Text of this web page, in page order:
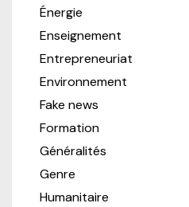
Énergie
Enseignement
Entrepreneuriat
Environnement
Fake news
Formation
Généralités
Genre
Humanitaire